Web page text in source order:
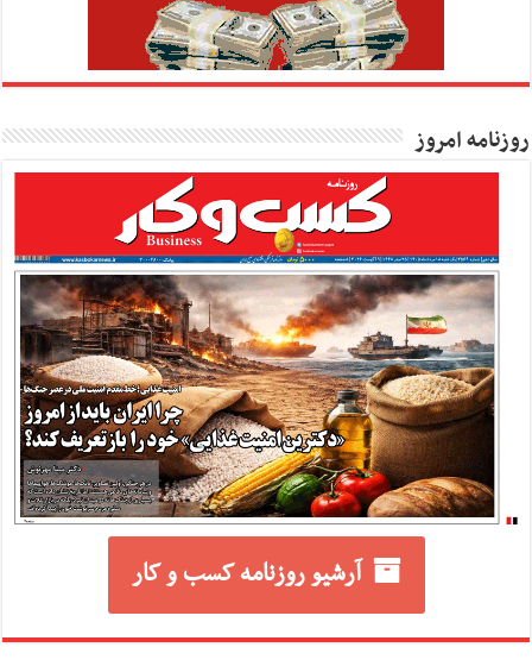
روزنامه امروز
آرشیو روزنامه کسب و کار